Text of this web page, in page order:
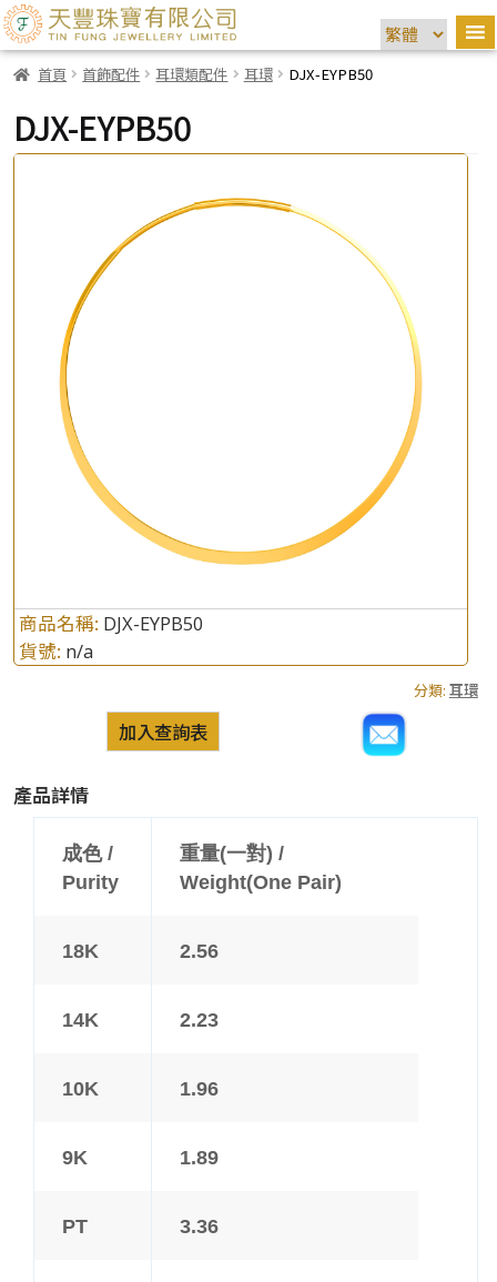
首頁 首飾配件 耳環類配件 耳環 DJX-EYPB50
DJX-EYPB50
商品名稱: DJX-EYPB50
貨號: n/a
分類: 耳環
加入查詢表
產品詳情
成色 /
Purity
重量(一對) /
Weight(One Pair)
18K 2.56
14K 2.23
10K 1.96
9K 1.89
PT 3.36